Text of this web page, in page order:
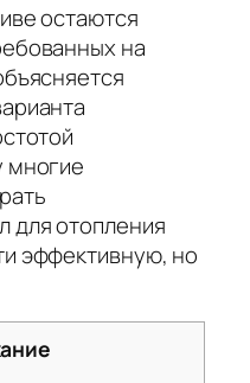
остаются
на
многие
для отопления
эффективную, но